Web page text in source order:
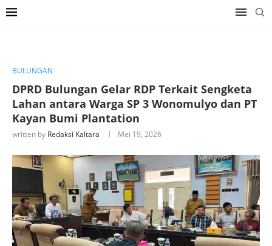
BULUNGAN
DPRD Bulungan Gelar RDP Terkait Sengketa
Lahan antara Warga SP 3 Wonomulyo dan PT
Kayan Bumi Plantation
written by Redaksi Kaltara Mei 19, 2026